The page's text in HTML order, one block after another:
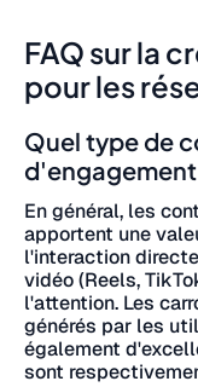
FAQ sur la
pour les
Quel type de
d'engagement
En général, les
apportent une
l'interaction
vidéo (Reels,
l'attention. Les
générés par les
également
sont